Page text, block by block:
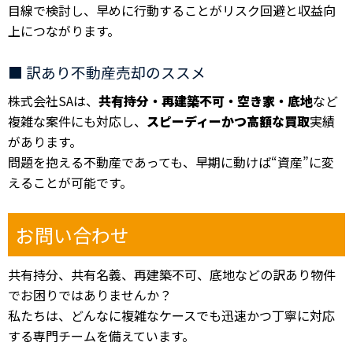
目線で検討し、早めに行動することがリスク回避と収益向
上につながります。
■ 訳あり不動産売却のススメ
株式会社SAは、 共有持分・再建築不可・空き家・底地など
複雑な案件にも対応し、 スピーディーかつ高額な買取実績
があります。
問題を抱える不動産であっても、早期に動けば“資産”に変
えることが可能です。
お問い合わせ
共有持分、共有名義、再建築不可、底地などの訳あり物件
でお困りではありませんか？
私たちは、どんなに複雑なケースでも迅速かつ丁寧に対応
する専門チームを備えています。